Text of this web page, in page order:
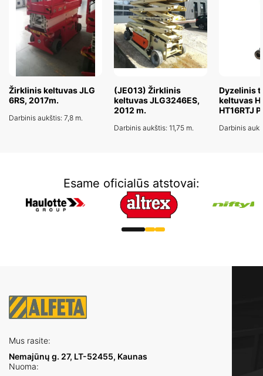
Žirklinis keltuvas JLG
6RS, 2017m.
Darbinis aukštis: 7,8 m.
(JE013) Žirklinis
keltuvas JLG3246ES,
2012 m.
Darbinis aukštis: 11,75 m.
Dyzelinis
keltuvas
HT16RTJ
Darbinis
Esame oficialūs atstovai:
Mus rasite:
Nemajūnų g. 27, LT-52455, Kaunas
Nuoma: